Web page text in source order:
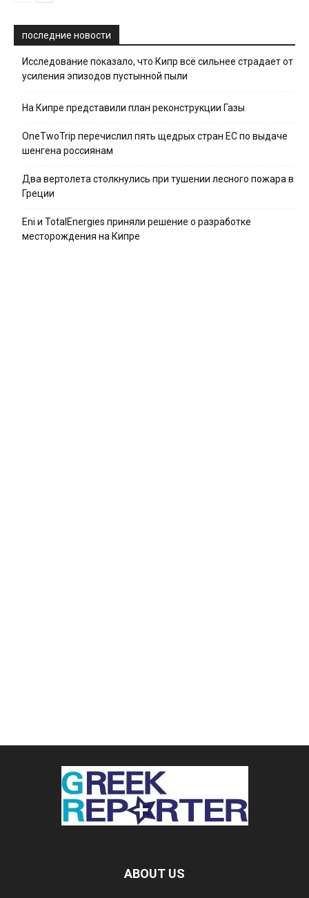
последние новости
Исследование показало, что Кипр всё сильнее страдает от
усиления эпизодов пустынной пыли
На Кипре представили план реконструкции Газы
OneTwoTrip перечислил пять щедрых стран ЕС по выдаче
шенгена россиянам
Два вертолета столкнулись при тушении лесного пожара в
Греции
Eni и TotalEnergies приняли решение о разработке
месторождения на Кипре
ABOUT US